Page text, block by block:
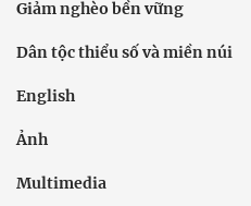
Giảm nghèo bền vững
Dân tộc thiểu số và miền núi
English
Ảnh
Multimedia